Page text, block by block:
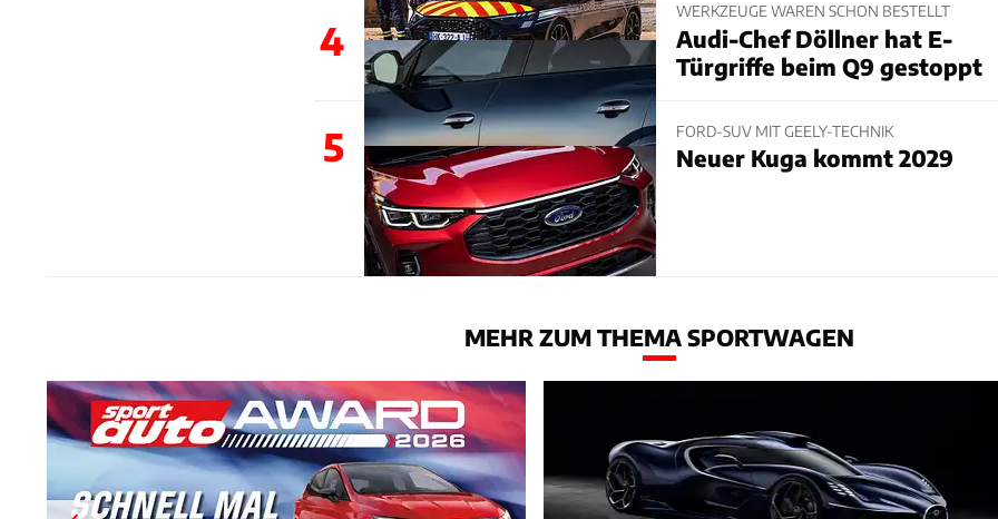
4
WERKZEUGE WAREN SCHON BESTELLT
Audi-Chef Döllner hat E-
Türgriffe beim Q9 gestoppt
5 FORD-SUV MIT GEELY-TECHNIK
Neuer Kuga kommt 2029
MEHR ZUM THEMA SPORTWAGEN